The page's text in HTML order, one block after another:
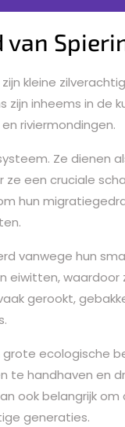
kleine
zijn inheems in de
riviermondingen.
Ze dienen
een cruciale
hun
vanwege hun
eiwitten, waardoor
gerookt,
ecologische
te handhaven en
ook belangrijk
generaties.